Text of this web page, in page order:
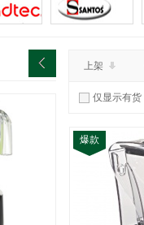
查看详情
上架
仅显示有货
爆款